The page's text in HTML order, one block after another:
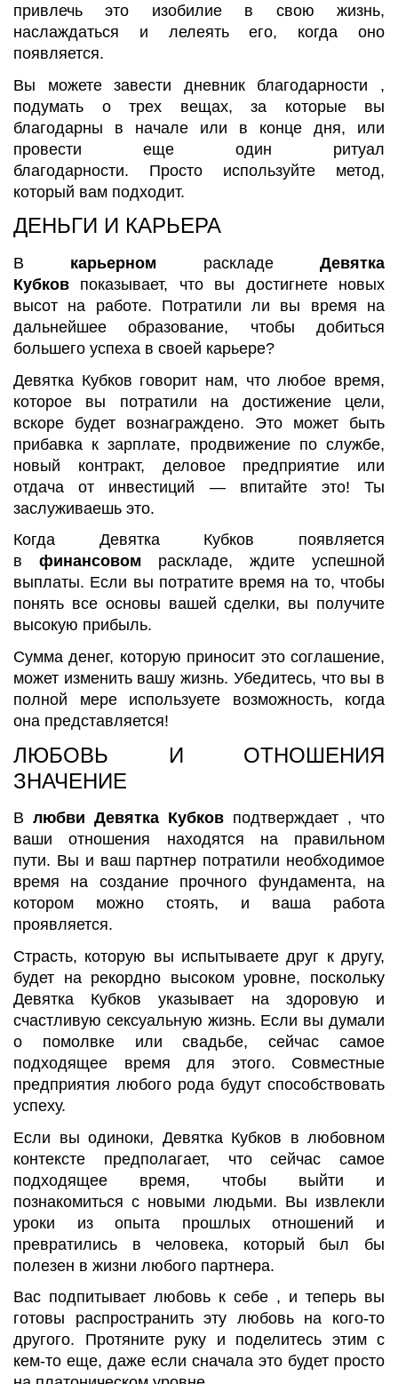
привлечь это изобилие в свою жизнь,
наслаждаться и лелеять его, когда оно
появляется.
Вы можете завести дневник благодарности ,
подумать о трех вещах, за которые вы
благодарны в начале или в конце дня, или
провести еще один ритуал
благодарности. Просто используйте метод,
который вам подходит.
ДЕНЬГИ И КАРЬЕРА
В карьерном раскладеДевятка
Кубков показывает, что вы достигнете новых
высот на работе. Потратили ли вы время на
дальнейшее образование, чтобы добиться
большего успеха в своей карьере?
Девятка Кубков говорит нам, что любое время,
которое вы потратили на достижение цели,
вскоре будет вознаграждено. Это может быть
прибавка к зарплате, продвижение по службе,
новый контракт, деловое предприятие или
отдача от инвестиций — впитайте это! Ты
заслуживаешь это.
Когда Девятка Кубков появляется
в финансовом раскладе, ждите успешной
выплаты. Если вы потратите время на то, чтобы
понять все основы вашей сделки, вы получите
высокую прибыль.
Сумма денег, которую приносит это соглашение,
может изменить вашу жизнь. Убедитесь, что вы в
полной мере используете возможность, когда
она представляется!
ЛЮБОВЬ И ОТНОШЕНИЯ
ЗНАЧЕНИЕ
В любви Девятка Кубков подтверждает , что
ваши отношения находятся на правильном
пути. Вы и ваш партнер потратили необходимое
время на создание прочного фундамента, на
котором можно стоять, и ваша работа
проявляется.
Страсть, которую вы испытываете друг к другу,
будет на рекордно высоком уровне, поскольку
Девятка Кубков указывает на здоровую и
счастливую сексуальную жизнь. Если вы думали
о помолвке или свадьбе, сейчас самое
подходящее время для этого. Совместные
предприятия любого рода будут способствовать
успеху.
Если вы одиноки, Девятка Кубков в любовном
контексте предполагает, что сейчас самое
подходящее время, чтобы выйти и
познакомиться с новыми людьми. Вы извлекли
уроки из опыта прошлых отношений и
превратились в человека, который был бы
полезен в жизни любого партнера.
Вас подпитывает любовь к себе , и теперь вы
готовы распространить эту любовь на кого-то
другого. Протяните руку и поделитесь этим с
кем-то еще, даже если сначала это будет просто